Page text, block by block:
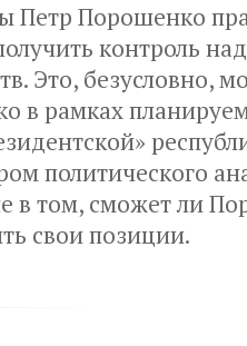
Петр Порошенко
контроль
Это, безусловно,
в рамках
политического
в том, сможет ли
свои позиции.